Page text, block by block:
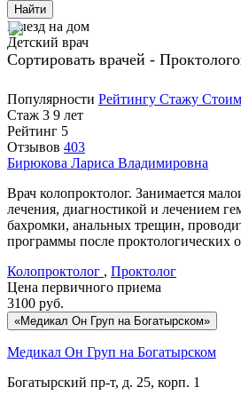
Найти
Выезд на дом
Детский врач
Сортировать врачей -
Популярности Рейтингу Стажу
Стаж 3 9 лет
Рейтинг 5
Отзывов 403
Бирюкова Лариса Владимировна
Врач колопроктолог. Занимается
лечения, диагностикой и лечением
бахромки, анальных трещин,
программы после проктологических
Колопроктолог , Проктолог
Цена первичного приема
3100 руб.
«Медикал Он Груп на Богатырском»
Медикал Он Груп на Богатырском
Богатырский пр-т, д. 25, корп. 1